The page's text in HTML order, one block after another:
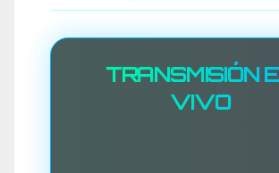
TRANSMISIÓN
VIVO